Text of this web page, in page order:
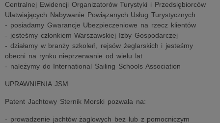
Centralnej Ewidencji Organizatorów Turystyki i Przedsiębiorców
Ułatwiających Nabywanie Powiązanych Usług Turystycznych
- posiadamy Gwarancje Ubezpieczeniowe na rzecz klientów
- jesteśmy członkiem Warszawskiej Izby Gospodarczej
- działamy w branży szkoleń, rejsów żeglarskich i jesteśmy
obecni na rynku nieprzerwanie od wielu lat
- należymy do International Sailing Schools Association
UPRAWNIENIA JSM
Patent Jachtowy Sternik Morski pozwala na:
- prowadzenie jachtów żaglowych bez lub z pomocniczym